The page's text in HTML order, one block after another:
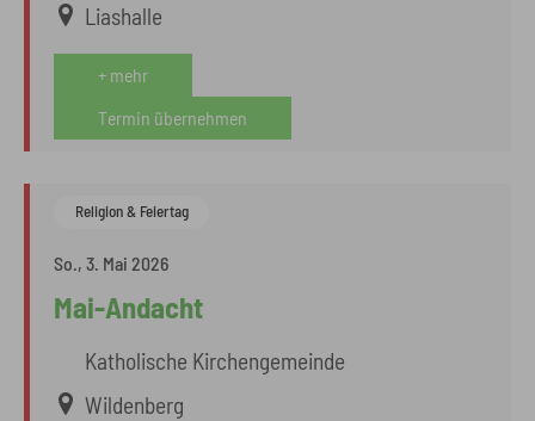
Liashalle
+ mehr
Termin übernehmen
So., 3. Mai 2026
Mai-Andacht
Katholische Kirchengemeinde
Wildenberg
Religion & Feiertag